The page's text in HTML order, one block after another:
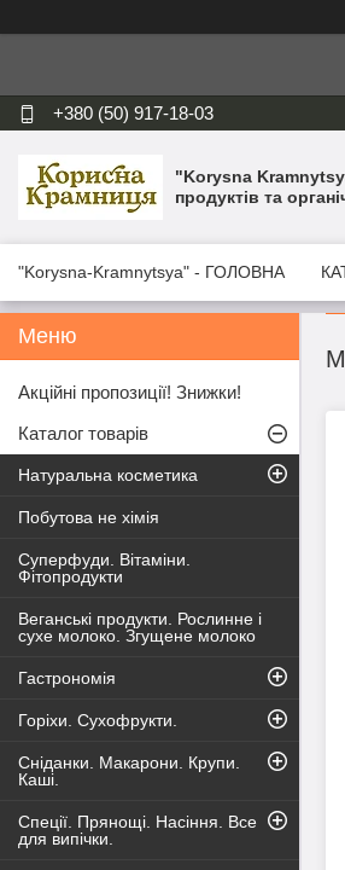
+380 (50) 917-18-03
"Korysna
продуктів та
"Korysna-Kramnytsya" - ГОЛОВНА
Акційні пропозиції! Знижки!
Каталог товарів
Натуральна косметика
Побутова не хімія
Суперфуди. Вітаміни.
Фітопродукти
Веганські продукти. Рослинне і
сухе молоко. Згущене молоко
Гастрономія
Горіхи. Сухофрукти.
Сніданки. Макарони. Крупи.
Каші.
Спеції. Прянощі. Насіння. Все
для випічки.